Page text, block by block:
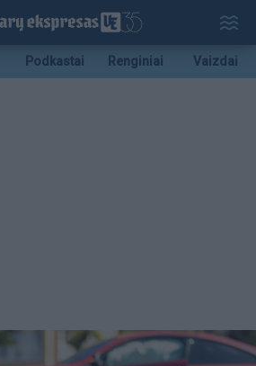
Podkastai Renginiai Vaizdai